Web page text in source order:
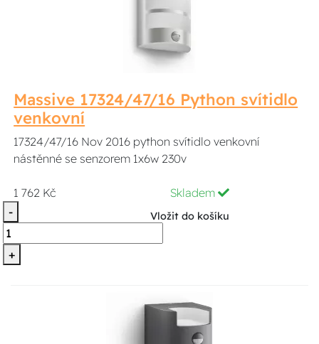
Massive 17324/47/16 Python svítidlo
venkovní
17324/47/16 Nov 2016 python svítidlo venkovní
nástěnné se senzorem 1x6w 230v
1 762 Kč
Skladem
-
+
Vložit do košíku